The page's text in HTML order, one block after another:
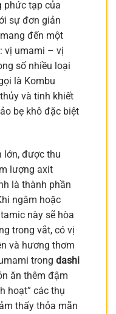
phức tạp của
sự đơn giản
đến một
vị umami – vị
số nhiều loại
là Kombu
và tinh khiết
bẹ khô đặc biệt
lớn, được thu
lượng axit
là thành phần
ngâm hoặc
này sẽ hòa
trong vắt, có vị
và hương thơm
trong dashi
ăn thêm đậm
hoạt” các thụ
thấy thỏa mãn